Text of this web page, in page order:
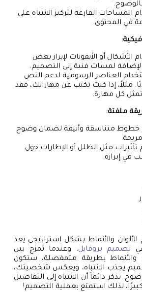
المساحات الفارغة لتركيز الانتباه على
في المحتوى.
الأشكال أو الأيقونات لإبراز بعض
لإضافة لمسات فنية إلى التصميم.
العناصر الرسومية لدعم النص
مثلاً، إذا كنت تكتب عن مهاراتك، فقد
كل مهارة.
خطوط متناسقة وأنيقة لضمان وضوح
مثل الظلل أو الإطارات حول
في إبرازه.
والأنماط بشكل استراتيجي يعد
تصميم بروفايل. وعندما تمزج بين
والأنماط بطريقة متمفصلة، ستكون
يجذب الانتباه، ويعكس شخصيتك،
تذكر دائماً أن الانتباه إلى التفاصيل
لذلك استمتع بعملية التصميم!